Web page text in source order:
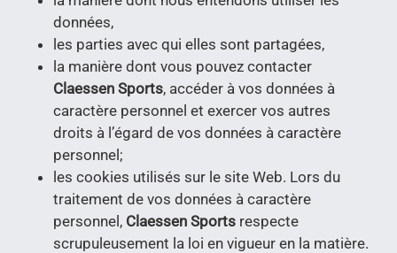
données,
les parties avec qui elles sont partagées,
la manière dont vous pouvez contacter
Claessen Sports, accéder à vos données à
caractère personnel et exercer vos autres
droits à l’égard de vos données à caractère
personnel;
les cookies utilisés sur le site Web. Lors du
traitement de vos données à caractère
personnel, Claessen Sports respecte
scrupuleusement la loi en vigueur en la matière.